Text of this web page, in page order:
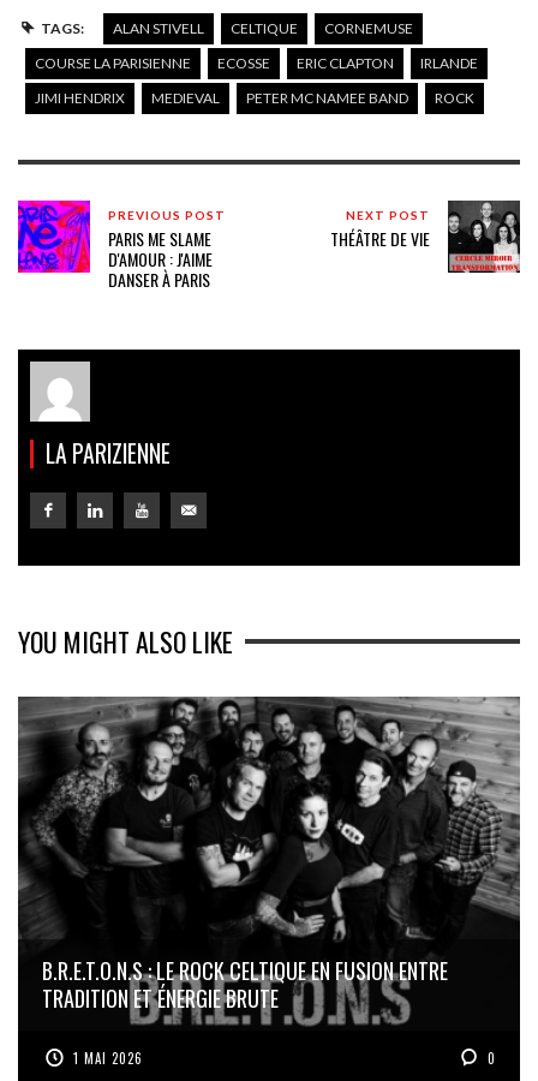
TAGS: ALAN STIVELL CELTIQUE
CORNEMUSE
COURSE LA PARISIENNE
ECOSSE ERIC CLAPTON
IRLANDE
JIMI HENDRIX
MEDIEVAL PETER MC NAMEE BAND ROCK
PREVIOUS POST
PARIS ME SLAME
D'AMOUR : J'AIME
DANSER À PARIS
NEXT POST
THÉÂTRE DE VIE
LA PARIZIENNE
YOU MIGHT ALSO LIKE
B.R.E.T.O.N.S : LE ROCK CELTIQUE EN FUSION ENTRE
TRADITION ET ÉNERGIE BRUTE
1 MAI 2026 0